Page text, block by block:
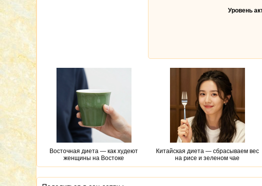
Уровень
Восточная диета — как худеют
женщины на Востоке
Китайская диета — сбрасываем вес
на рисе и зеленом чае